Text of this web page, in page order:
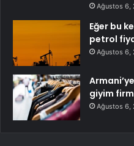
Ağustos 6,
Eğer bu
petrol
Ağustos 6,
giyim
Ağustos 6,